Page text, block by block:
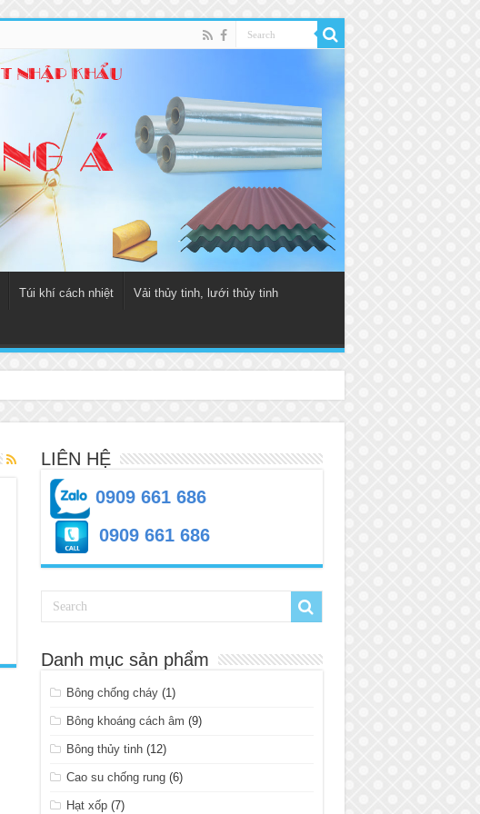
Túi khí cách nhiệt Vải thủy tinh, lưới thủy tinh
LIÊN HỆ
0909 661 686
0909 661 686
Danh mục sản phẩm
Bông chống cháy (1)
Bông khoáng cách âm (9)
Bông thủy tinh (12)
Cao su chống rung (6)
Hạt xốp (7)